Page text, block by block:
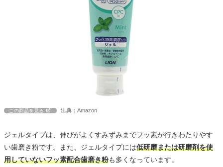
この商品を見る 出典：Amazon
ジェルタイプは、伸びがよくすみずみまでフッ素が行きわたりやす
い歯磨き粉です。また、ジェルタイプには低研磨または研磨剤を使
用していないフッ素配合歯磨き粉も多くなっています。